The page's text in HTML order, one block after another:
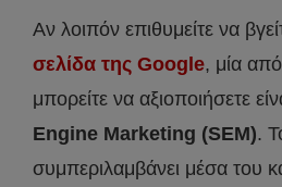
Αν λοιπόν επιθυμείτε να
σελίδα της Google, μία
μπορείτε να αξιοποιήσετε
Engine Marketing (SEM).
συμπεριλαμβάνει μέσα του